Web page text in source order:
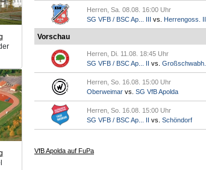
Herren, Sa. 08.08. 16:00 Uhr
SG VFB / BSC Ap... III vs. Herrengoss. II
Vorschau
Herren, Di. 11.08. 18:45 Uhr
SG VFB / BSC Ap... II vs. Großschwabh.
Herren, So. 16.08. 15:00 Uhr
Oberweimar vs. SG VfB Apolda
Herren, So. 16.08. 15:00 Uhr
SG VFB / BSC Ap... II vs. Schöndorf
VfB Apolda auf FuPa